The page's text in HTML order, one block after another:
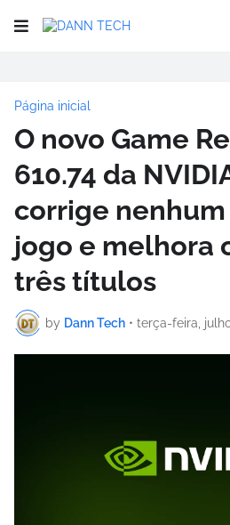
Página inicial
O novo Game
610.74 da
corrige
jogo e melhora
três títulos
by Dann Tech • terça-feira,